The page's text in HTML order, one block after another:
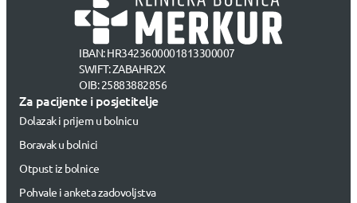
IBAN: HR3423600001813300007
SWIFT: ZABAHR2X
OIB: 25883882856
Za pacijente i posjetitelje
Dolazak i prijem u bolnicu
Boravak u bolnici
Otpust iz bolnice
Pohvale i anketa zadovoljstva